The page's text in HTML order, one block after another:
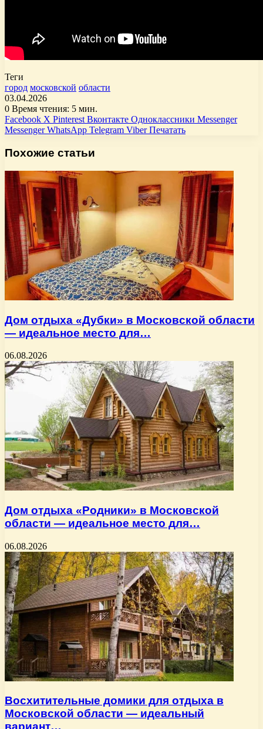
Теги
город московской области
03.04.2026
0 Время чтения: 5 мин.
Facebook X Pinterest Вконтакте Одноклассники Messenger
Messenger WhatsApp Telegram Viber Печатать
Похожие статьи
Дом отдыха «Дубки» в Московской области
— идеальное место для…
06.08.2026
Дом отдыха «Родники» в Московской
области — идеальное место для…
06.08.2026
Восхитительные домики для отдыха в
Московской области — идеальный